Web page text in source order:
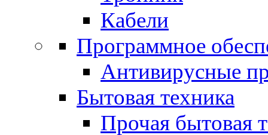
Кабели
Программное
Антивирусные
Бытовая техника
Прочая бытовая